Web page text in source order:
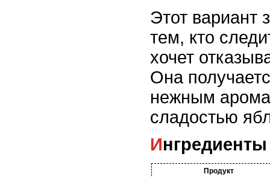
Этот вариант
тем, кто
хочет
Она
нежным
сладостью
Ингредиенты
Продукт